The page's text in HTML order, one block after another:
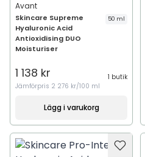
Avant
Skincare Supreme
Hyaluronic Acid
Antioxidising DUO
Moisturiser
50 ml
1 138 kr
1 butik
Jämförpris 2 276 kr/100 ml
Lägg i varukorg